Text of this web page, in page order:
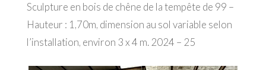
Sculpture en bois de chêne de la tempête de 99 –
Hauteur : 1,70m, dimension au sol variable selon
l’installation, environ 3 x 4 m. 2024 – 25